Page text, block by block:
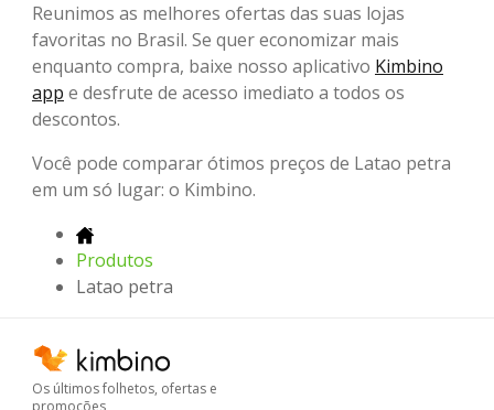
Reunimos as melhores ofertas das suas lojas
favoritas no Brasil. Se quer economizar mais
enquanto compra, baixe nosso aplicativo Kimbino
app e desfrute de acesso imediato a todos os
descontos.
Você pode comparar ótimos preços de Latao petra
em um só lugar: o Kimbino.
Produtos
Latao petra
Os últimos folhetos, ofertas e